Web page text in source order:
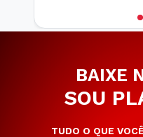
BAIXE
SOU
TUDO O QUE